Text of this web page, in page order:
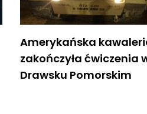
Amerykańska
zakończyła ćwiczenia
Drawsku Pomorskim